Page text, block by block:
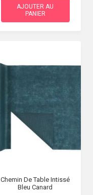
AJOUTER AU
PANIER
Chemin De Table Intissé
Bleu Canard